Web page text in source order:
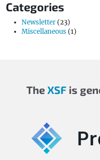
Categories
Newsletter (23)
Miscellaneous (1)
TheXSF is